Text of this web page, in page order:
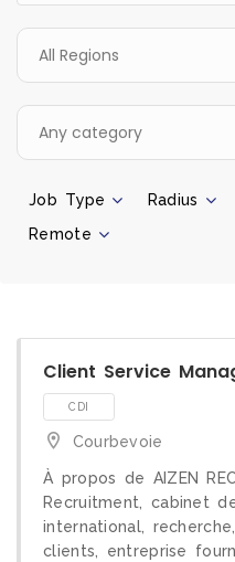
Job Type Radius
Remote
Client Service
Courbevoie
À propos de AIZEN
Recruitment, cabinet
international,
clients, entreprise